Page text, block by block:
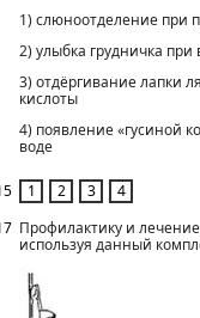
1) слюноотделение при
2) улыбка грудничка при
3) отдёргивание лапки
кислоты
4) появление «гусиной
воде
Профилактику и
используя данный